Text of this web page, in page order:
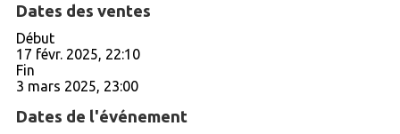
Dates des ventes
Début
17 févr. 2025, 22:10
Fin
3 mars 2025, 23:00
Dates de l'événement